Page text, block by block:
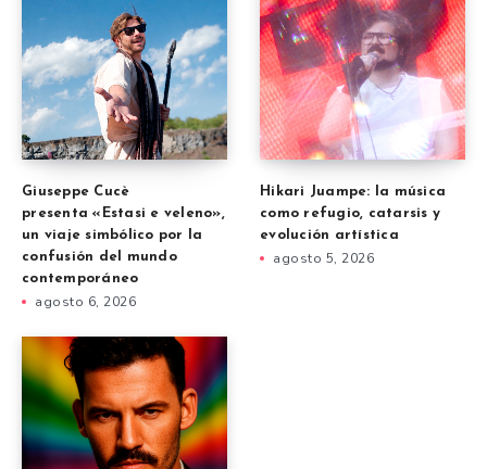
Giuseppe Cucè
presenta «Estasi e veleno»,
un viaje simbólico por la
confusión del mundo
contemporáneo
agosto 6, 2026
Hikari Juampe: la música
como refugio, catarsis y
evolución artística
agosto 5, 2026